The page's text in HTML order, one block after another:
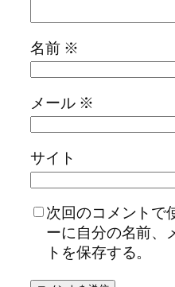
名前 ※
メール ※
サイト
次回のコメントで
ーに自分の名前、
トを保存する。